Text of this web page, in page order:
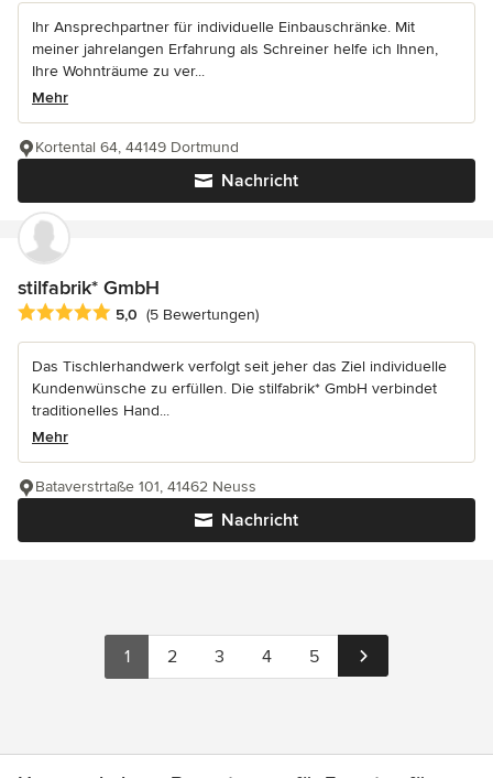
Ihr Ansprechpartner für individuelle Einbauschränke. Mit
meiner jahrelangen Erfahrung als Schreiner helfe ich Ihnen,
Ihre Wohnträume zu ver...
Mehr
Nachricht
Kortental 64, 44149 Dortmund
stilfabrik* GmbH
Durchschnittliche Bewertung: 5 von 5 Sternen
5,0 (5 Bewertungen)
Das Tischlerhandwerk verfolgt seit jeher das Ziel individuelle
Kundenwünsche zu erfüllen. Die stilfabrik* GmbH verbindet
traditionelles Hand...
Mehr
Nachricht
Bataverstrtaße 101, 41462 Neuss
1 2 3 4 5